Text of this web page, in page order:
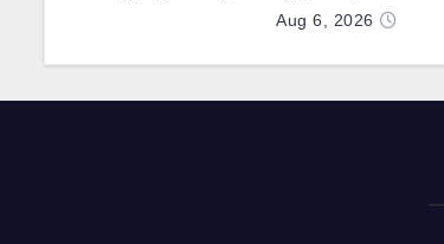
رقم 1000 لخط الإنتاجAug 6, 2026